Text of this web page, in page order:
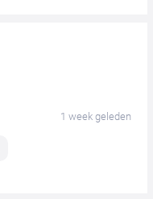
1 week geleden